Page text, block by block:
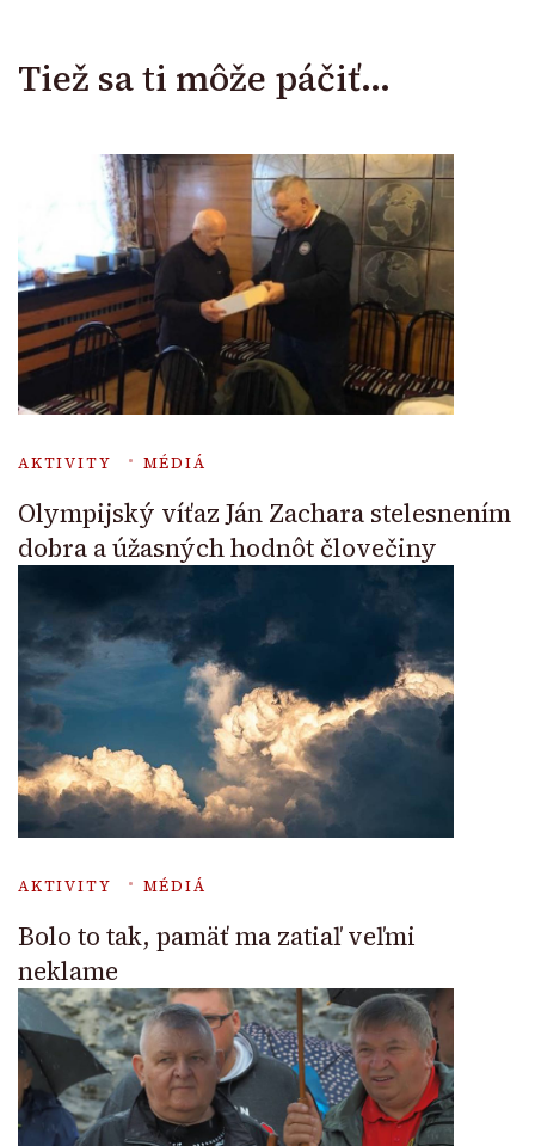
Tiež sa ti môže páčiť...
AKTIVITY MÉDIÁ
Olympijský víťaz Ján Zachara stelesnením
dobra a úžasných hodnôt človečiny
AKTIVITY MÉDIÁ
Bolo to tak, pamäť ma zatiaľ veľmi
neklame